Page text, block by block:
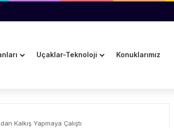
Uçaklar-Teknoloji Konuklarımız
Kalkış Yapmaya Çalıştı